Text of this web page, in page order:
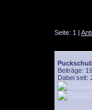
Seite: 1 |
Beiträge:
Dabei seit: